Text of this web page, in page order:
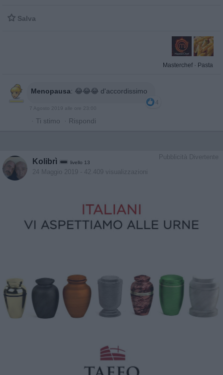
 Salva
Masterchef · Pasta
Menopausa: 😂😂😂 d'accordissimo
4
7 Agosto 2019 alle ore 23:00
· Ti stimo · Rispondi
Pubblicità Divertente
Kolibrì livello 13
24 Maggio 2019 - 42.409 visualizzazioni